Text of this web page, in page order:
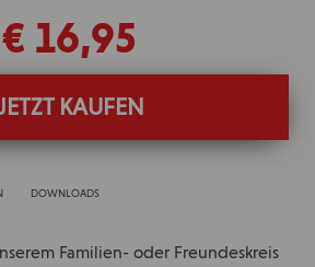
€ 16,95
KAUFEN
DOWNLOADS
Familien- oder Freundeskreis